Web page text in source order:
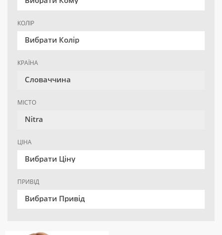
КОЛІР
Вибрати Колір
КРАЇНА
Словаччина
МІСТО
Nitra
ЦІНА
Вибрати Ціну
ПРИВІД
Вибрати Привід